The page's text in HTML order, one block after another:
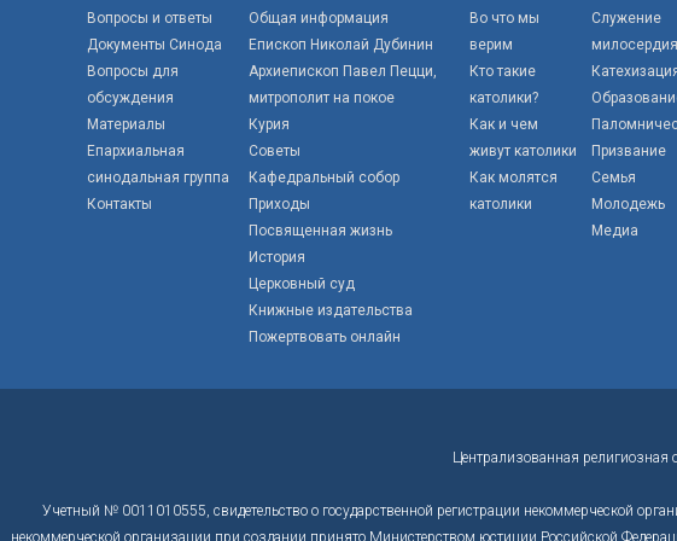
Вопросы и ответы
Документы Синода
Вопросы для
обсуждения
Материалы
Епархиальная
синодальная группа
Контакты
Общая информация
Епископ Николай Дубинин
Архиепископ Павел Пецци,
митрополит на покое
Курия
Советы
Кафедральный собор
Приходы
Посвященная жизнь
История
Церковный суд
Книжные издательства
Пожертвовать онлайн
Во что мы
верим
Кто такие
католики?
Как и чем
живут католики
Как молятся
католики
Служение
милосердия
Призвание
Семья
Молодежь
Медиа
Централизованная
Учетный № 0011010555, свидетельство о государственной регистрации некоммерческой